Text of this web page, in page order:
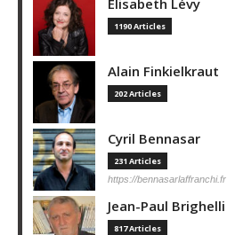
1190 Articles
Alain Finkielkraut
202 Articles
Cyril Bennasar
231 Articles
https://bennasarlaffranchi.fr
Jean-Paul Brighelli
817 Articles